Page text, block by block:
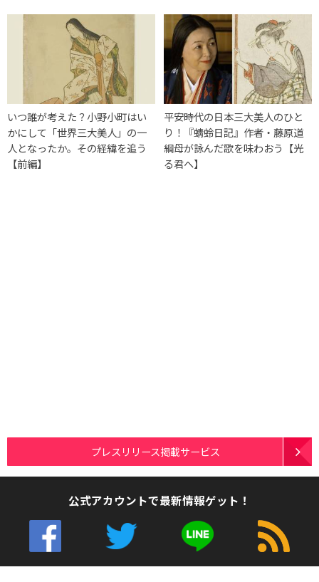
いつ誰が考えた？小野小町はい
かにして「世界三大美人」の一
人となったか。その経緯を追う
【前編】
平安時代の日本三大美人のひと
り！『蜻蛉日記』作者・藤原道
綱母が詠んだ歌を味わおう【光
る君へ】
プレスリリース掲載サービス
公式アカウントで最新情報ゲット！